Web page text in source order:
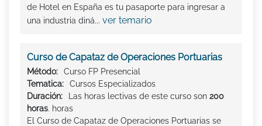
de Hotel en España es tu pasaporte para ingresar a
una industria diná... ver temario
Curso de Capataz de Operaciones Portuarias
Método:
Curso FP Presencial
Tematica:
Cursos Especializados
Duración:
Las horas lectivas de este curso son 200
horas. horas
El Curso de Capataz de Operaciones Portuarias se